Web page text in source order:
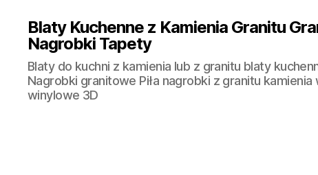
Blaty Kuchenne z Kamienia Granitu
Nagrobki Tapety
Blaty do kuchni z kamienia lub z granitu blaty
Nagrobki granitowe Piła nagrobki z granitu kamienia
winylowe 3D